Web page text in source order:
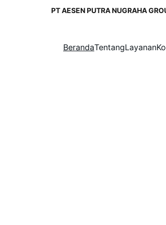
PT AESEN PUTRA NUGRAHA
BerandaTentangLayanan